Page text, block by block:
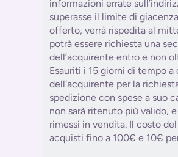
informazioni errate
superasse il limite di
offerto, verrà rispedita al
potrà essere richiesta una
dell’acquirente entro e non
Esauriti i 15 giorni di tempo a
dell’acquirente per la
spedizione con spese a suo
non sarà ritenuto più valido,
rimessi in vendita. Il costo
acquisti fino a 100€ e 10€